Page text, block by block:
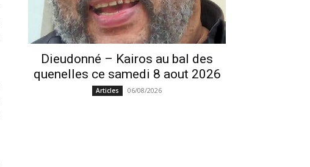
Dieudonné – Kairos au bal des
quenelles ce samedi 8 aout 2026
Articles 06/08/2026